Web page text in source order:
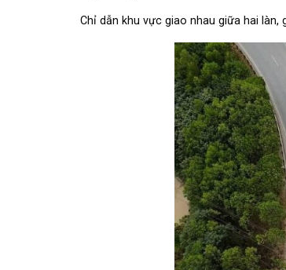
Chỉ dẫn khu vực giao nhau giữa hai làn,